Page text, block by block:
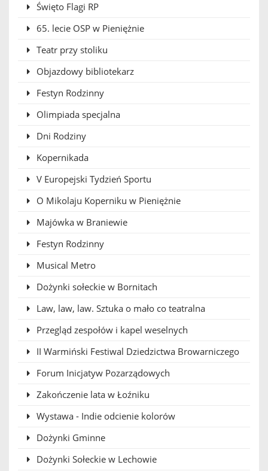
Święto Flagi RP
65. lecie OSP w Pieniężnie
Teatr przy stoliku
Objazdowy bibliotekarz
Festyn Rodzinny
Olimpiada specjalna
Dni Rodziny
Kopernikada
V Europejski Tydzień Sportu
O Mikolaju Koperniku w Pieniężnie
Majówka w Braniewie
Festyn Rodzinny
Musical Metro
Dożynki sołeckie w Bornitach
Law, law, law. Sztuka o mało co teatralna
Przegląd zespołów i kapel weselnych
II Warmiński Festiwal Dziedzictwa Browarniczego
Forum Inicjatyw Pozarządowych
Zakończenie lata w Łoźniku
Wystawa - Indie odcienie kolorów
Dożynki Gminne
Dożynki Sołeckie w Lechowie